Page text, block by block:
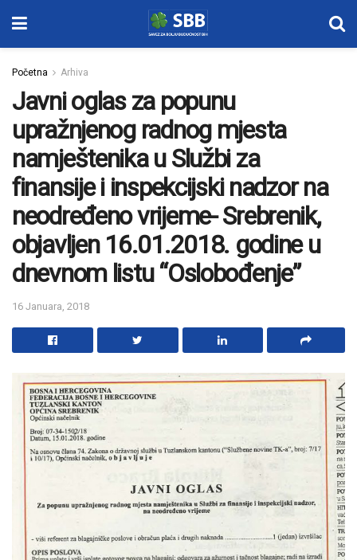
Početna Arhiva
Javni oglas za popunu
upražnjenog radnog mjesta
namještenika u Službi za
finansije i inspekcijski nadzor na
neodređeno vrijeme- Srebrenik,
objavljen 16.01.2018. godine u
dnevnom listu “Oslobođenje”
16 Januara, 2018